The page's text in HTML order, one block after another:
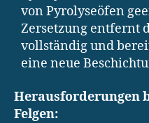
von Pyrolyseöfen
Zersetzung entfernt
vollständig und
eine neue
Herausforderungen
Felgen: